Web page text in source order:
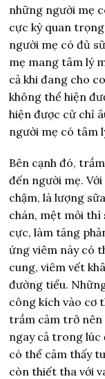
những người mẹ
cực kỳ quan
người mẹ có đủ
mẹ mang tâm lý
cả khi đang cho
không thể hiện
hiện được cử chỉ
người mẹ có tâm
Bên cạnh đó,
đến người mẹ.
chậm, là lượng
chán, mệt mỏi thì
cực, làm tăng
ứng viêm này có
cung, viêm vết
đường tiểu.
công kích vào cơ
trầm cảm trở nên
ngay cả trong lúc
có thể cảm thấy
còn thiết tha với